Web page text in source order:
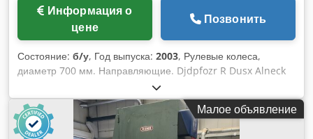
цене
Позвонить
Состояние: б/у, Год выпуска: 2003, Рулевые колеса,
диаметр 700 мм. Направляющие. Djdpfozr R Dusx Alneck
Поворотные колеса из чугуна. Оснащены несколькими
лопастями. 380 В.
Малое объявление